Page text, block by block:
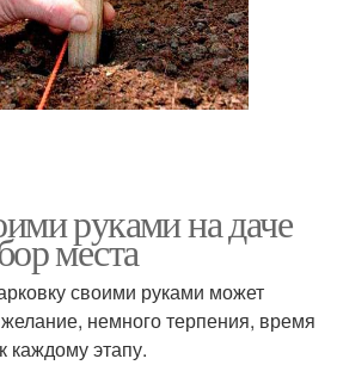
руками на даче
места
своими руками может
немного терпения, время
каждому этапу.